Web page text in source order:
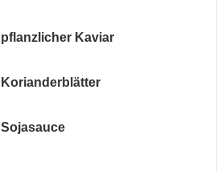
pflanzlicher Kaviar
Korianderblätter
Sojasauce